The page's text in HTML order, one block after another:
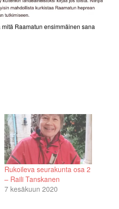
Raamatun ensimmäinen sana
Rukoileva seurakunta osa 2
– Raili Tanskanen
7 kesäkuun 2020